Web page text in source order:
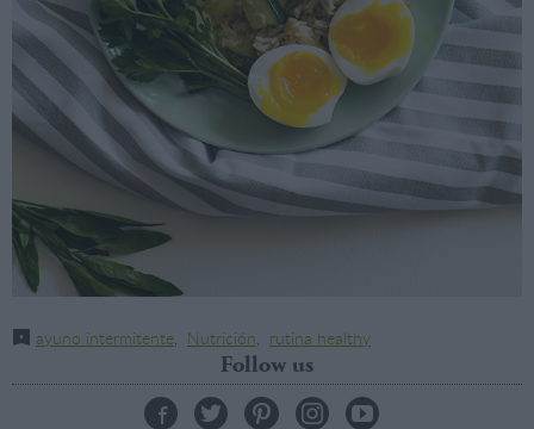
ayuno intermitente, Nutrición, rutina healthy
Follow us